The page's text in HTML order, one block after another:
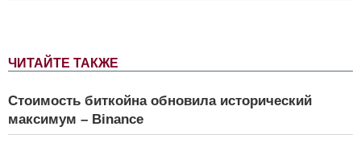
ЧИТАЙТЕ ТАКЖЕ
Стоимость биткойна обновила исторический
максимум – Binance